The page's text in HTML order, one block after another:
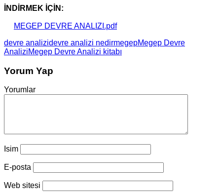
İNDİRMEK İÇİN:
MEGEP DEVRE ANALIZI.pdf
devre analizidevre analizi nedirmegepMegep Devre
AnaliziMegep Devre Analizi kitabı
Yorum Yap
Yorumlar
Isim
E-posta
Web sitesi